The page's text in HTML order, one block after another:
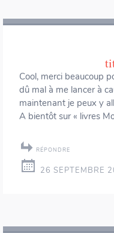
Cool, merci beaucoup
dû mal à me lancer à
maintenant je peux y
A bientôt sur « livres
RÉPONDRE
26 SEPTEMBRE